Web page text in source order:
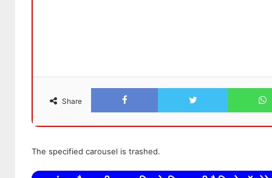
Share
Facebook Twitter
The specified carousel is trashed.